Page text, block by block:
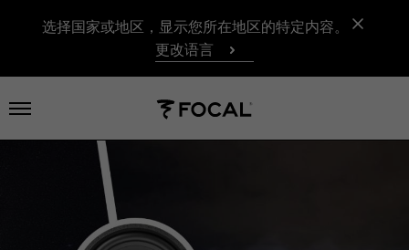
选择国家或地区，显示您所在地区的特定内容。
更改语言
打开菜单